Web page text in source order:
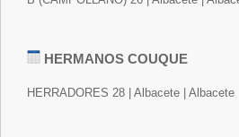
HERMANOS COUQUE
HERRADORES 28 | Albacete | Albacete